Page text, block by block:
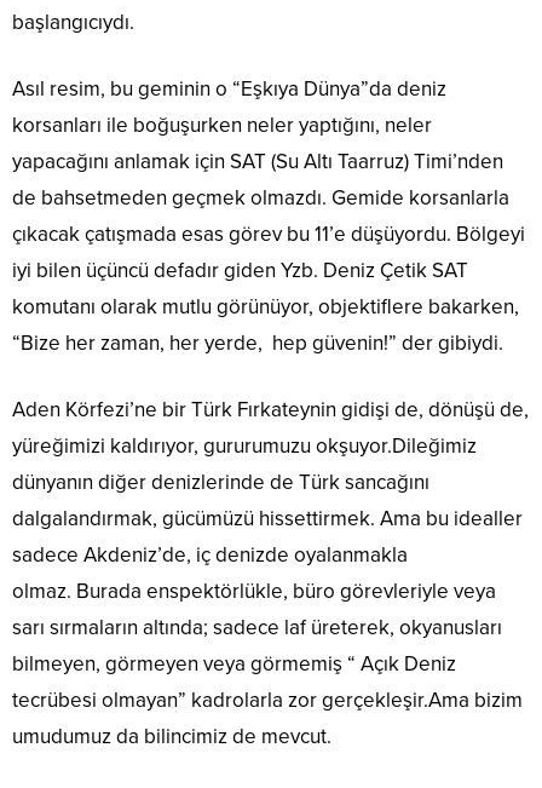
başlangıcıydı.
Asıl resim, bu geminin o “Eşkıya Dünya”da deniz
korsanları ile boğuşurken neler yaptığını, neler
yapacağını anlamak için SAT (Su Altı Taarruz) Timi’nden
de bahsetmeden geçmek olmazdı. Gemide korsanlarla
çıkacak çatışmada esas görev bu 11’e düşüyordu. Bölgeyi
iyi bilen üçüncü defadır giden Yzb. Deniz Çetik SAT
komutanı olarak mutlu görünüyor, objektiflere bakarken,
“Bize her zaman, her yerde, hep güvenin!” der gibiydi.
Aden Körfezi’ne bir Türk Fırkateynin gidişi de, dönüşü de,
yüreğimizi kaldırıyor, gururumuzu okşuyor.Dileğimiz
dünyanın diğer denizlerinde de Türk sancağını
dalgalandırmak, gücümüzü hissettirmek. Ama bu idealler
sadece Akdeniz’de, iç denizde oyalanmakla
olmaz. Burada enspektörlükle, büro görevleriyle veya
sarı sırmaların altında; sadece laf üreterek, okyanusları
bilmeyen, görmeyen veya görmemiş “ Açık Deniz
tecrübesi olmayan” kadrolarla zor gerçekleşir.Ama bizim
umudumuz da bilincimiz de mevcut.